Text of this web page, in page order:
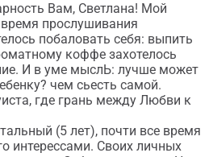
Вам, Светлана! Мой
прослушивания
побаловать себя: выпить
коффе захотелось
И в уме мыслЬ: лучше может
чем сьесть самой.
где грань между Любви к
(5 лет), почти все время
интерессами. Своих личных